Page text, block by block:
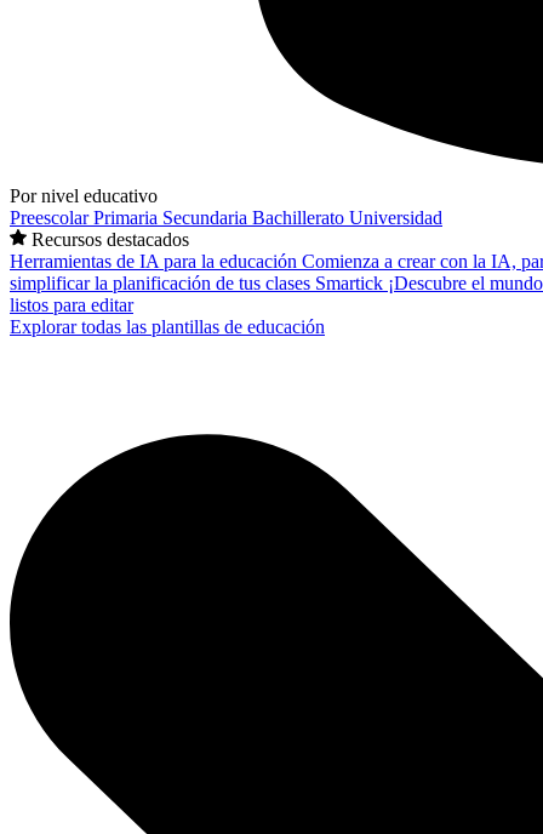
Por nivel educativo
PreescolarPrimaria Secundaria Bachillerato Universidad
Recursos destacados
Herramientas de IA para la educación Comienza a crear con la IA,
simplificar la planificación de tus clases Smartick ¡Descubre el
listos para editar
Explorar todas las plantillas de educación